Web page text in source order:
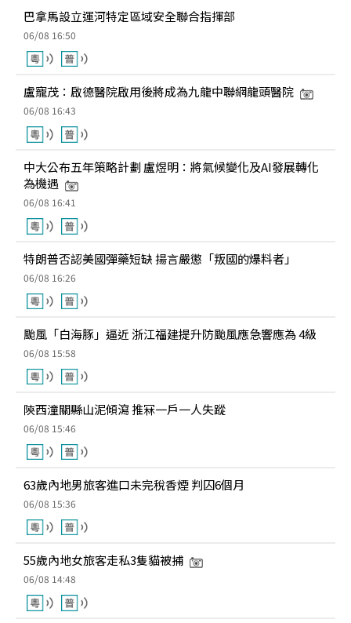
巴拿馬設立運河特定區域安全聯合指揮部
06/08 16:50
盧寵茂：啟德醫院啟用後將成為九龍中聯網龍頭醫院
06/08 16:43
中大公布五年策略計劃 盧煜明：將氣候變化及AI發展轉化
為機遇
06/08 16:41
特朗普否認美國彈藥短缺 揚言嚴懲「叛國的爆料者」
06/08 16:26
颱風「白海豚」逼近 浙江福建提升防颱風應急響應為 4級
06/08 15:58
陝西潼關縣山泥傾瀉 推冧一戶一人失蹤
06/08 15:46
63歲內地男旅客進口未完稅香煙 判囚6個月
06/08 15:36
55歲內地女旅客走私3隻貓被捕
06/08 14:48